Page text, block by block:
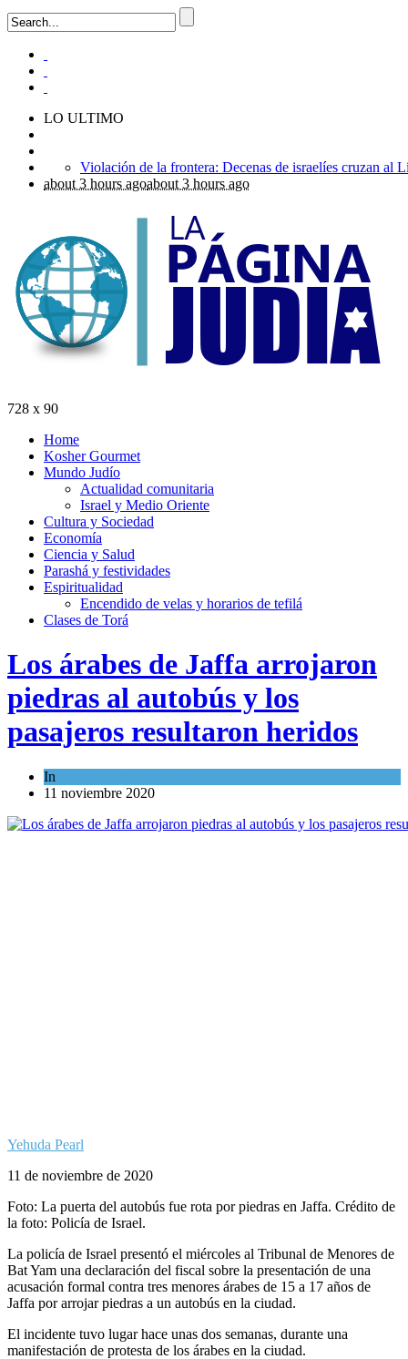
LO ULTIMO
about 3 hours agoabout 3 hours ago
728 x 90
Home
Kosher Gourmet
Mundo Judío
Actualidad comunitaria
Israel y Medio Oriente
Cultura y Sociedad
Economía
Ciencia y Salud
Parashá y festividades
Espiritualidad
Encendido de velas y horarios de tefilá
Clases de Torá
Los árabes de Jaffa arrojaron
piedras al autobús y los
pasajeros resultaron heridos
In
11 noviembre 2020
Yehuda Pearl
11 de noviembre de 2020
Foto: La puerta del autobús fue rota por piedras en Jaffa. Crédito de
la foto: Policía de Israel.
La policía de Israel presentó el miércoles al Tribunal de Menores de
Bat Yam una declaración del fiscal sobre la presentación de una
acusación formal contra tres menores árabes de 15 a 17 años de
Jaffa por arrojar piedras a un autobús en la ciudad.
El incidente tuvo lugar hace unas dos semanas, durante una
manifestación de protesta de los árabes en la ciudad.